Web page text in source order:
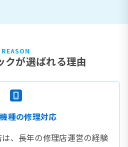
REASON
クが選ばれる理由
種の修理対応
、長年の修理店運営の経験